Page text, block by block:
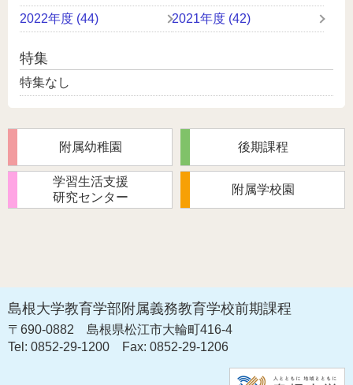
2022年度 (44)
2021年度 (42)
特集
特集なし
附属幼稚園 後期課程
学習生活支援
研究センター
附属学校園
島根大学教育学部附属義務教育学校前期課程
〒690-0882
島根県松江市大輪町416-4
Tel: 0852-29-1200
Fax: 0852-29-1206